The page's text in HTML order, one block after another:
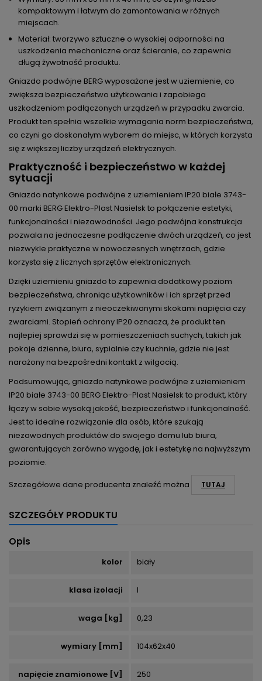
kompaktowym i łatwym do zamontowania w różnych
miejscach.
Materiał: tworzywo sztuczne o wysokiej odporności na
uszkodzenia mechaniczne oraz ścieranie, co zapewnia
długą żywotność produktu.
Gniazdo podwójne BERG wyposażone jest w uziemienie, co
zwiększa bezpieczeństwo użytkowania i zapobiega
uszkodzeniom podłączonych urządzeń w przypadku zwarcia.
Produkt ten spełnia wszelkie wymagania norm bezpieczeństwa,
co czyni go doskonałym wyborem do miejsc, w których korzysta
się z większej liczby urządzeń elektrycznych.
Praktyczność i bezpieczeństwo w każdej
sytuacji
Gniazdo natynkowe podwójne z uziemieniem IP20 białe 3743-
00 marki BERG Elektro-Plast Nasielsk to połączenie estetyki,
funkcjonalności i niezawodności. Jego podwójna konstrukcja
pozwala na jednoczesne podłączenie dwóch urządzeń, co jest
niezwykle praktyczne w nowoczesnych wnętrzach, gdzie
korzysta się z licznych sprzętów elektronicznych.
Dzięki uziemieniu gniazdo to zapewnia dodatkowy poziom
bezpieczeństwa, chroniąc użytkowników i ich sprzęt przed
ryzykiem związanym z nieoczekiwanymi skokami napięcia czy
zwarciami. Stopień ochrony IP20 oznacza, że produkt ten
najlepiej sprawdzi się w pomieszczeniach suchych, takich jak
pokoje dzienne, biura, sypialnie czy kuchnie, gdzie nie jest
narażony na bezpośredni kontakt z wilgocią.
Podsumowując, gniazdo natynkowe podwójne z uziemieniem
IP20 białe 3743-00 BERG Elektro-Plast Nasielsk to produkt, który
łączy w sobie wysoką jakość, bezpieczeństwo i funkcjonalność.
Jest to idealne rozwiązanie dla osób, które szukają
niezawodnych produktów do swojego domu lub biura,
gwarantujących zarówno wygodę, jak i estetykę na najwyższym
poziomie.
Szczegółowe dane producenta znaleźć można
TUTAJ
SZCZEGÓŁY PRODUKTU
Opis
kolor biały
klasa izolacji I
waga [kg] 0,23
wymiary [mm] 104x62x40
napięcie znamionowe [V] 250